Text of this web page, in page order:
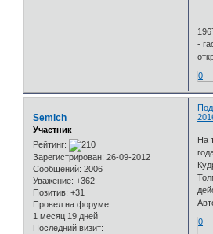
-
0
Semich
Участник
Рейтинг:
Зарегистрирован: 26-09-2012
Сообщений: 2006
Уважение: +362
Позитив: +31
Провел на форуме:
1 месяц 19 дней
Последний визит:
На
0